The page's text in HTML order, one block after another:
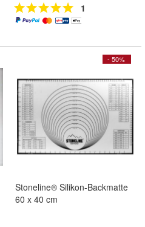
1
- 50%
Stoneline® Silikon-Backmatte
60 x 40 cm